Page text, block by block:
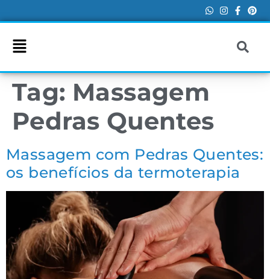
Tag: Massagem
Pedras Quentes
Massagem com Pedras Quentes:
os benefícios da termoterapia